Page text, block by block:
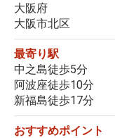
大阪府
大阪市北区
最寄り駅
中之島徒歩5分
阿波座徒歩10分
新福島徒歩17分
おすすめポイント